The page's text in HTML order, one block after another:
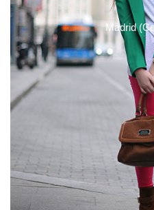
Madrid